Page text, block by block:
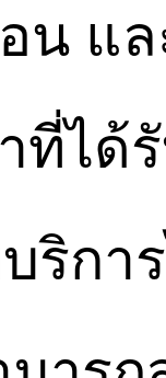
น แ
ได้
ริกา